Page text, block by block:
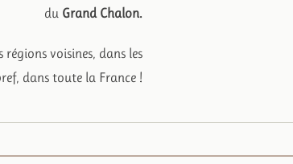
du Grand Chalon.
régions voisines, dans les
dans toute la France !